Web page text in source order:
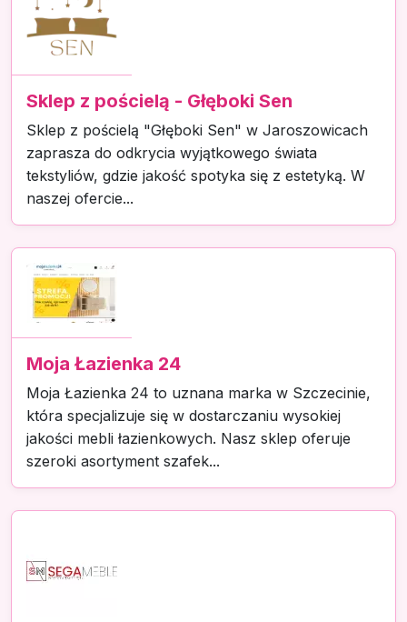
Sklep z pościelą - Głęboki Sen
Sklep z pościelą "Głęboki Sen" w Jaroszowicach
zaprasza do odkrycia wyjątkowego świata
tekstyliów, gdzie jakość spotyka się z estetyką. W
naszej ofercie...
Moja Łazienka 24
Moja Łazienka 24 to uznana marka w Szczecinie,
która specjalizuje się w dostarczaniu wysokiej
jakości mebli łazienkowych. Nasz sklep oferuje
szeroki asortyment szafek...